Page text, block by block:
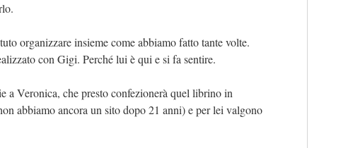
organizzare insieme come abbiamo fatto tante volte.
con Gigi. Perché lui è qui e si fa sentire.
a Veronica, che presto confezionerà quel librino in
abbiamo ancora un sito dopo 21 anni) e per lei valgono